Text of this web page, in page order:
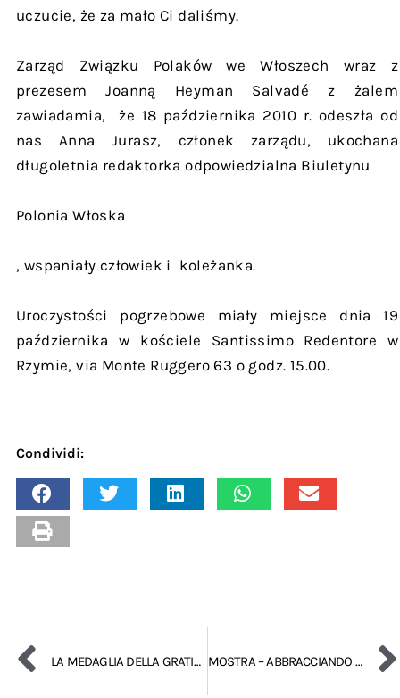
uczucie, że za mało Ci daliśmy.
Zarząd Związku Polaków we Włoszech wraz z
prezesem Joanną Heyman Salvadé z żalem
zawiadamia, że 18 października 2010 r. odeszła od
nas Anna Jurasz, członek zarządu, ukochana
długoletnia redaktorka odpowiedzialna Biuletynu
Polonia Włoska
, wspaniały człowiek i koleżanka.
Uroczystości pogrzebowe miały miejsce dnia 19
października w kościele Santissimo Redentore w
Rzymie, via Monte Ruggero 63 o godz. 15.00.
Condividi:
LA MEDAGLIA DELLA GRATITUDINE PER IL GRUPPO AMICI DELLA POLONIA MOSTRA – ABBRACCIANDO LA NATURA